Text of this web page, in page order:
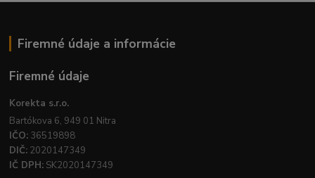
Firemné údaje a informácie
Firemné údaje
Korekta s.r.o.
Bartókova 6, 949 01 Nitra
IČO: 36519898
DIČ: 2020147349
IČ DPH: SK2020147349